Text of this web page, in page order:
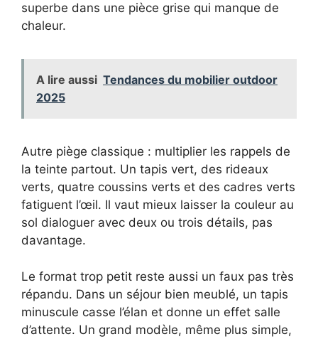
superbe dans une pièce grise qui manque de
chaleur.
A lire aussi Tendances du mobilier outdoor
2025
Autre piège classique : multiplier les rappels de
la teinte partout. Un tapis vert, des rideaux
verts, quatre coussins verts et des cadres verts
fatiguent l’œil. Il vaut mieux laisser la couleur au
sol dialoguer avec deux ou trois détails, pas
davantage.
Le format trop petit reste aussi un faux pas très
répandu. Dans un séjour bien meublé, un tapis
minuscule casse l’élan et donne un effet salle
d’attente. Un grand modèle, même plus simple,